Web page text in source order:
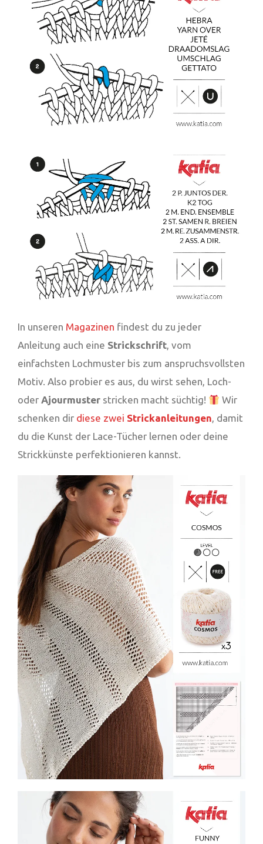
In unseren Magazinen findest du zu jeder
Anleitung auch eine Strickschrift, vom
einfachsten Lochmuster bis zum anspruchsvollsten
Motiv. Also probier es aus, du wirst sehen, Loch-
oder Ajourmuster stricken macht süchtig!
Wir
schenken dir diese zwei Strickanleitungen, damit
du die Kunst der Lace-Tücher lernen oder deine
Strickkünste perfektionieren kannst.